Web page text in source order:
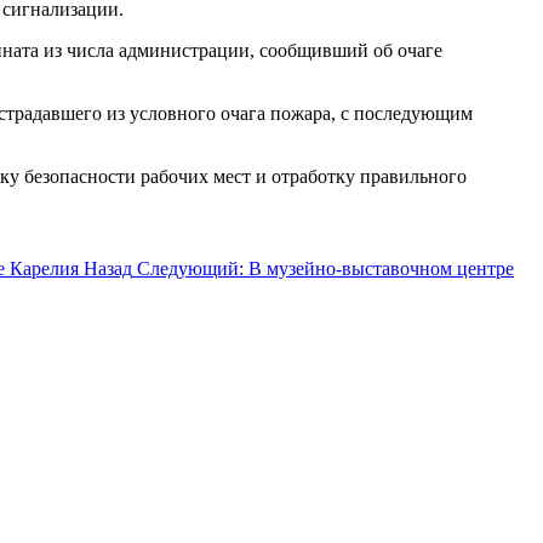
из числа администрации, сообщивший об очаге
из условного очага пожара, с последующим
безопасности рабочих мест и отработку правильного
Карелия Назад Следующий: В музейно-выставочном центре